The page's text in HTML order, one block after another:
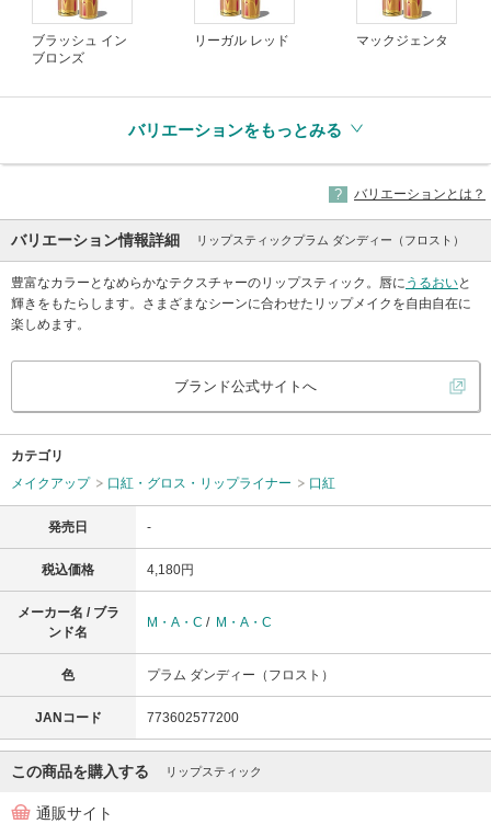
ブラッシュ イン
ブロンズ
リーガル レッド マックジェンタ
バリエーションをもっとみる
バリエーションとは？
バリエーション情報詳細 リップスティックプラム ダンディー（フロスト）
豊富なカラーとなめらかなテクスチャーのリップスティック。唇に うるおいと
輝きをもたらします。さまざまなシーンに合わせたリップメイクを自由自在に
楽しめます。
ブランド公式サイトへ
カテゴリ
メイクアップ
口紅・グロス・リップライナー 口紅
発売日 -
税込価格 4,180円
メーカー名 / ブラ
ンド名
M・A・C / M・A・C
色 プラム ダンディー（フロスト）
JANコード 773602577200
この商品を購入する リップスティック
通販サイト